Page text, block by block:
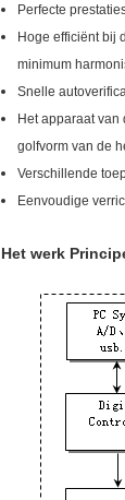
Perfecte
Hoge efficiënt bij
minimum
Snelle
Het apparaat
golfvorm van de
Verschillende
Eenvoudige
Het werk